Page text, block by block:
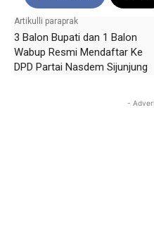
Artikulli paraprak
3 Balon Bupati dan 1 Balon
Wabup Resmi Mendaftar Ke
DPD Partai Nasdem Sijunjung
-